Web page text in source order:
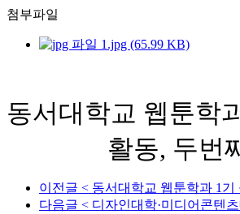
첨부파일
1.jpg (65.99 KB)
동서대학교 웹툰학
활동, 두번
이전글 < 동서대학교 웹툰학과 1기
다음글 < 디자인대학·미디어콘텐